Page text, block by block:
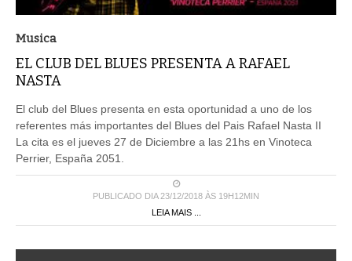
Musica
EL CLUB DEL BLUES PRESENTA A RAFAEL
NASTA
El club del Blues presenta en esta oportunidad a uno de los
referentes más importantes del Blues del Pais Rafael Nasta II
La cita es el jueves 27 de Diciembre a las 21hs en Vinoteca
Perrier, España 2051.
PUBLICADO DIA 23/12/2018 ÀS 19H12MIN
LEIA MAIS ...